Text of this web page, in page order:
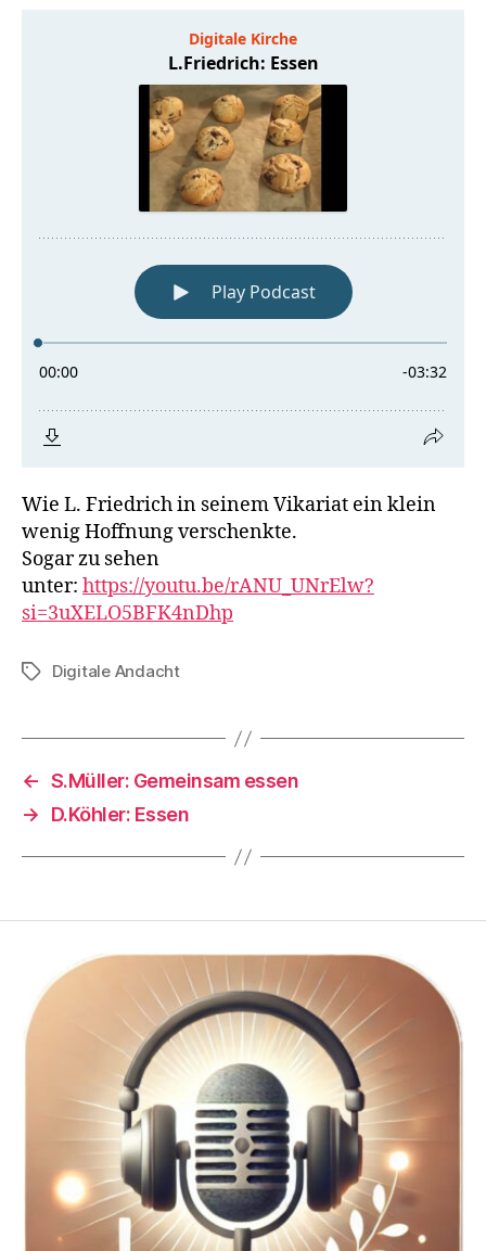
Wie L. Friedrich in seinem Vikariat ein klein
wenig Hoffnung verschenkte.
Sogar zu sehen
unter: https://youtu.be/rANU_UNrElw?
si=3uXELO5BFK4nDhp
Schlagwörter
Digitale Andacht
← S.Müller: Gemeinsam essen
→
D.Köhler: Essen